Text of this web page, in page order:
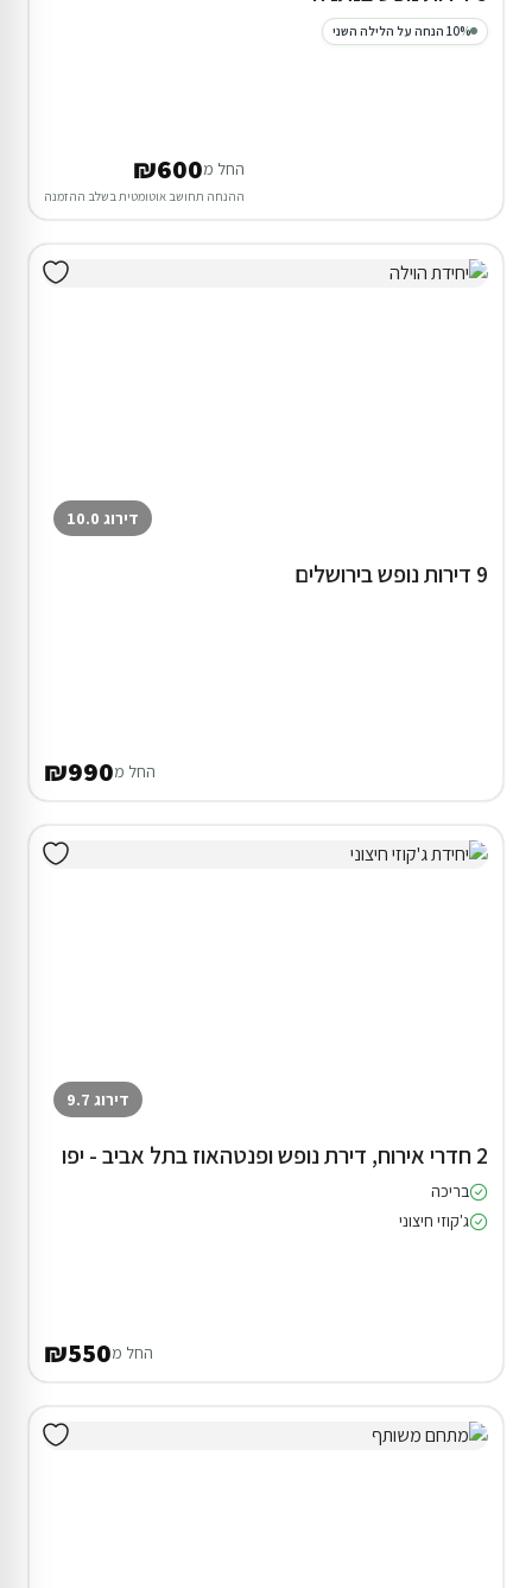
10% הנחה על הלילה השני
החל מ₪600
ההנחה תחושב אוטומטית בשלב ההזמנה
דירוג 10.0
9 דירות נופש בירושלים
החל מ₪990
דירוג 9.7
2 חדרי אירוח, דירת נופש ופנטהאוז בתל אביב - יפו
בריכה
ג'קוזי חיצוני
החל מ₪550